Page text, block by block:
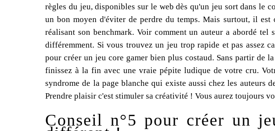
règles du jeu, disponibles sur le web dès qu'un jeu sort dans le
un bon moyen d'éviter de perdre du temps. Mais surtout, il est
réalisant son benchmark. Voir comment un auteur a abordé
différemment. Si vous trouvez un jeu trop rapide et pas assez
pour créer un jeu core gamer bien plus costaud. Sans partir de
finissez à la fin avec une vraie pépite ludique de votre cru.
syndrome de la page blanche qui existe aussi chez les auteurs
Prendre plaisir c'est stimuler sa créativité ! Vous aurez toujours
Conseil n°5 pour créer un